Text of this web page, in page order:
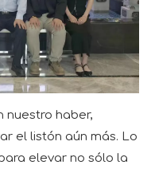
nuestro haber,
el listón aún más. Lo
elevar no sólo la